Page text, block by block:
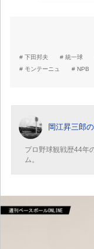
下田邦夫 統一球
モンテーニュ
NPB
岡江昇三郎
プロ野球観戦歴44年
ム。